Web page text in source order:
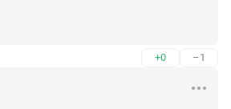
+0 –1